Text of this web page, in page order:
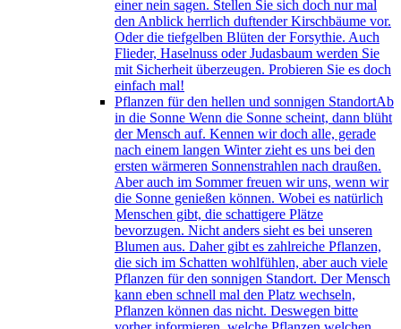
einer nein sagen. Stellen Sie sich doch nur mal
den Anblick herrlich duftender Kirschbäume vor.
Oder die tiefgelben Blüten der Forsythie. Auch
Flieder, Haselnuss oder Judasbaum werden Sie
mit Sicherheit überzeugen. Probieren Sie es doch
einfach mal!
Pflanzen für den hellen und sonnigen StandortAb
in die Sonne Wenn die Sonne scheint, dann blüht
der Mensch auf. Kennen wir doch alle, gerade
nach einem langen Winter zieht es uns bei den
ersten wärmeren Sonnenstrahlen nach draußen.
Aber auch im Sommer freuen wir uns, wenn wir
die Sonne genießen können. Wobei es natürlich
Menschen gibt, die schattigere Plätze
bevorzugen. Nicht anders sieht es bei unseren
Blumen aus. Daher gibt es zahlreiche Pflanzen,
die sich im Schatten wohlfühlen, aber auch viele
Pflanzen für den sonnigen Standort. Der Mensch
kann eben schnell mal den Platz wechseln,
Pflanzen können das nicht. Deswegen bitte